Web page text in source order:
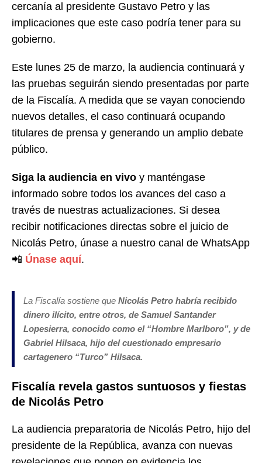
cercanía al presidente Gustavo Petro y las
implicaciones que este caso podría tener para su
gobierno.
Este lunes 25 de marzo, la audiencia continuará y
las pruebas seguirán siendo presentadas por parte
de la Fiscalía. A medida que se vayan conociendo
nuevos detalles, el caso continuará ocupando
titulares de prensa y generando un amplio debate
público.
Siga la audiencia en vivo y manténgase
informado sobre todos los avances del caso a
través de nuestras actualizaciones. Si desea
recibir notificaciones directas sobre el juicio de
Nicolás Petro, únase a nuestro canal de WhatsApp
📲 Únase aquí.
La Fiscalía sostiene que Nicolás Petro habría recibido
dinero ilícito, entre otros, de Samuel Santander
Lopesierra, conocido como el “Hombre Marlboro”, y de
Gabriel Hilsaca, hijo del cuestionado empresario
cartagenero “Turco” Hilsaca.
Fiscalía revela gastos suntuosos y fiestas
de Nicolás Petro
La audiencia preparatoria de Nicolás Petro, hijo del
presidente de la República, avanza con nuevas